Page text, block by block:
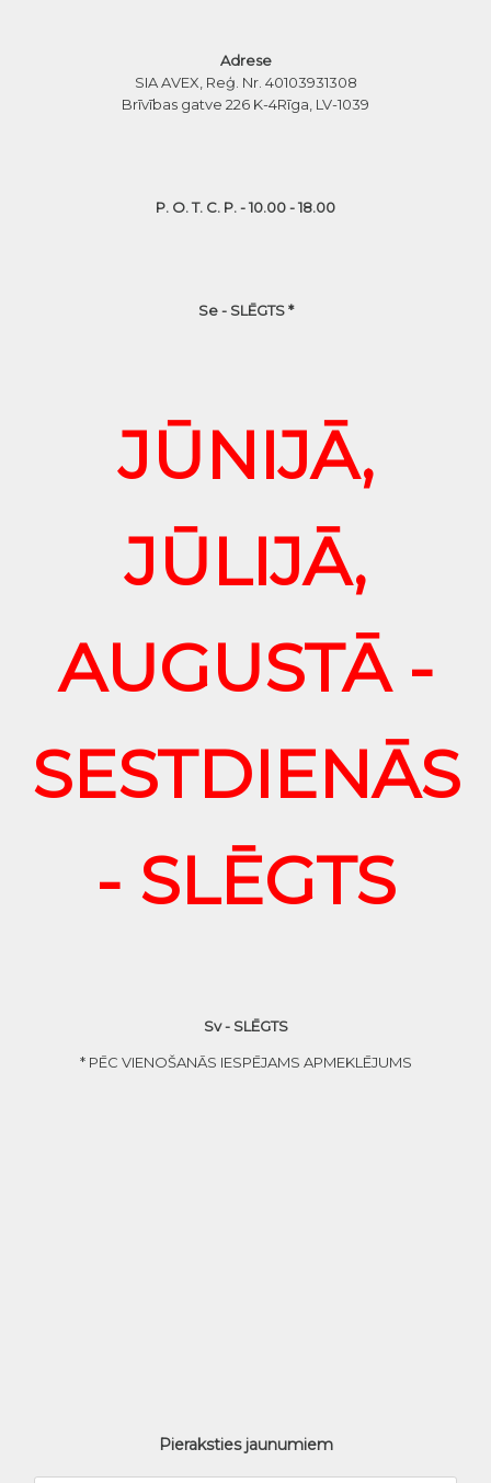
Adrese
SIA AVEX, Reģ. Nr. 40103931308
Brīvības gatve 226 K-4Rīga, LV-1039
P. O. T. C. P. - 10.00 - 18.00
Se - SLĒGTS *
JŪNIJĀ,
JŪLIJĀ,
AUGUSTĀ -
SESTDIENĀS
- SLĒGTS
Sv - SLĒGTS
* PĒC VIENOŠANĀS IESPĒJAMS APMEKLĒJUMS
Pieraksties jaunumiem